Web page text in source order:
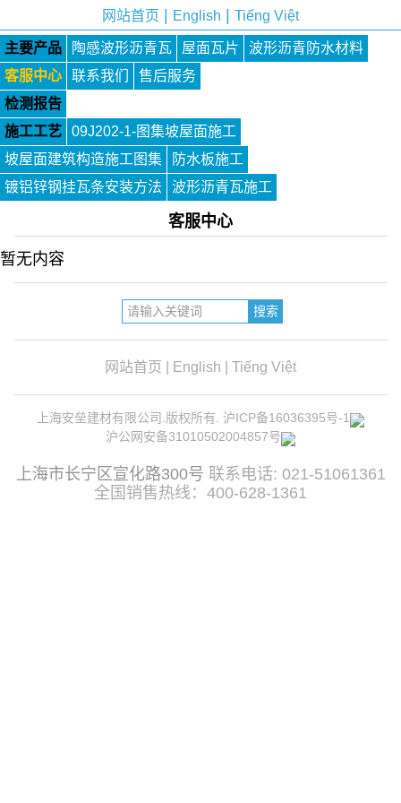
网站首页 English Tiếng Việt
主要产品 陶感波形沥青瓦 屋面瓦片
波形沥青防水材料
客服中心
联系我们
售后服务
检测报告
施工工艺
09J202-1-图集坡屋面施工
坡屋面建筑构造施工图集
防水板施工
镀铝锌钢挂瓦条安装方法
波形沥青瓦施工
客服中心
暂无内容
网站首页 English Tiếng Việt
上海安垒建材有限公司.版权所有. 沪ICP备16036395号-1
沪公网安备31010502004857号
上海市长宁区宣化路300号 联系电话: 021-51061361
全国销售热线：400-628-1361